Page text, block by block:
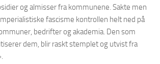
og almisser fra kommunene. Sakte men
fascisme kontrollen helt ned på
bedrifter og akademia. Den som
dem, blir raskt stemplet og utvist fra